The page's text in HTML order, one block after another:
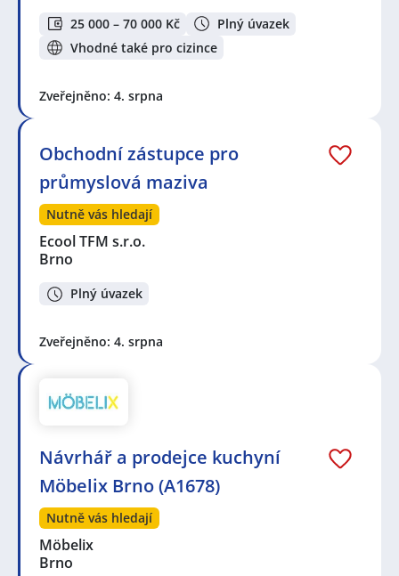
25 000 – 70 000 Kč
Plný úvazek
Vhodné také pro cizince
Zveřejněno: 4. srpna
Obchodní zástupce pro
průmyslová maziva
Nutně vás hledají
Ecool TFM s.r.o.
Brno
Plný úvazek
Zveřejněno: 4. srpna
Návrhář a prodejce kuchyní
Möbelix Brno (A1678)
Nutně vás hledají
Möbelix
Brno